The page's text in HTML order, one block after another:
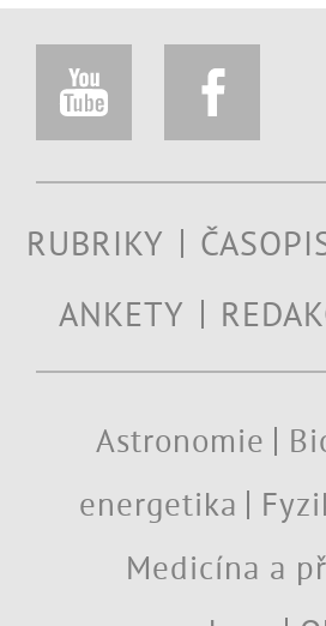
RUBRIKY
ANKETY
Astronomie
energetika
Medicína a